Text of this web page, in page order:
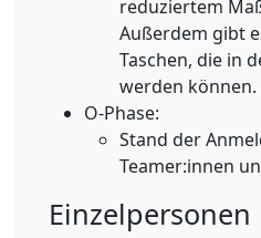
reduziertem
Außerdem gibt
Taschen, die in
werden können.
O-Phase:
Stand der
Teamer:innen
Einzelpersonen